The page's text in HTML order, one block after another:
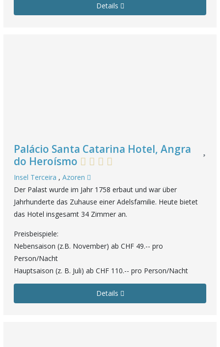
Details
Palácio Santa Catarina Hotel, Angra
do Heroísmo
Insel Terceira , Azoren
Der Palast wurde im Jahr 1758 erbaut und war über
Jahrhunderte das Zuhause einer Adelsfamilie. Heute bietet
das Hotel insgesamt 34 Zimmer an.
Preisbeispiele:
Nebensaison (z.B. November) ab CHF 49.-- pro
Person/Nacht
Hauptsaison (z. B. Juli) ab CHF 110.-- pro Person/Nacht
Details